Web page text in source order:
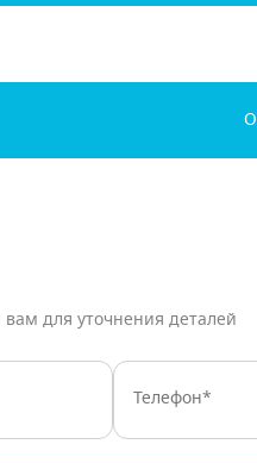
для уточнения деталей